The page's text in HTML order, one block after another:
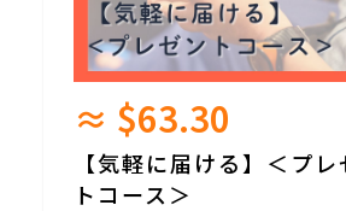
≈ $63.30
【気軽に届ける】＜プレ
トコース＞